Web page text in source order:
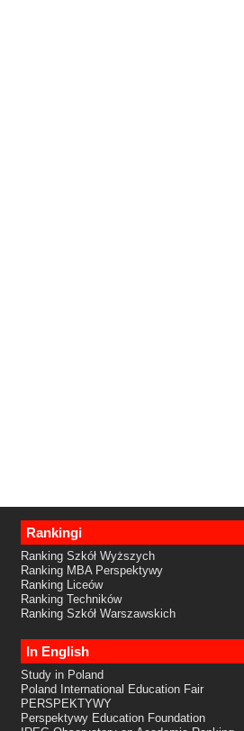
Rankingi
Ranking Szkół Wyższych
Ranking MBA Perspektywy
Ranking Liceów
Ranking Techników
Ranking Szkół Warszawskich
In English
Study in Poland
Poland International Education Fair
PERSPEKTYWY
Perspektywy Education Foundation